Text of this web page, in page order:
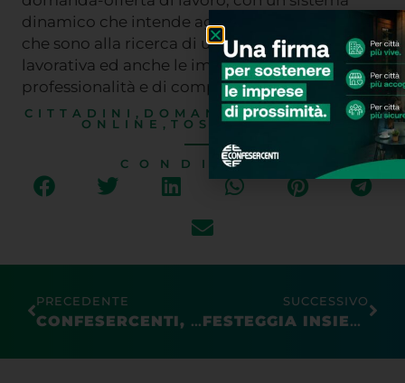
dinamico che intende agevolare tutti coloro
che sono alla ricerca di una opportunità
lavorativa ed anche le imprese nella ricerca di
professionalità e di competenze.
CITTADINI , DOMANDA,EBCT,
ONLINE , TOSCANAJOBS
CONDIVIDI
PRECEDENTE
CONFESERCENTI, PATRIZIA DE LUISE CONFERMATA PRESIDENTE NAZIONALE: “NECESSARIO PROMUOVERE L’INNOVAZIONE E LA SOSTENIBILITA’ DELLA RETE DELLE PICCOLE E MEDIE IMPRESE CHE RAPPRESENTIAMO”
SUCCESSIVO
FESTEGGIA INSIEME A NOI I NOSTRI 50 ANNI: ASSOCIATI A SOLI 90 € !